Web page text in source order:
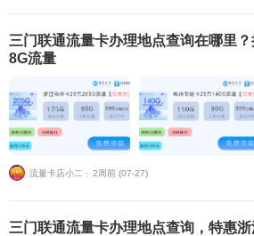
三门联通流量卡办理地点查询在哪里
8G流量
流量卡店小二 ⋅ 2周前 (07-27)
三门联通流量卡办理地点查询，特惠